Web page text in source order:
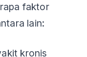
faktor
lain:
kronis